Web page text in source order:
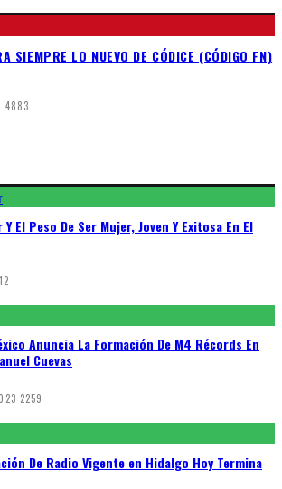
SIEMPRE LO NUEVO DE CÓDICE (CÓDIGO FN)
4883
El Peso De Ser Mujer, Joven Y Exitosa En El
Anuncia La Formación De M4 Récords En
Cuevas
2259
De Radio Vigente en Hidalgo Hoy Termina